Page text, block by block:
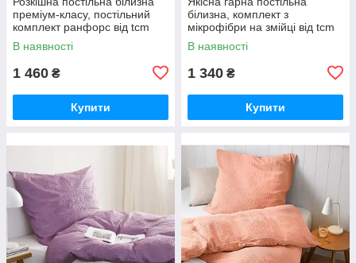
преміум-класу, постільний
комплект ранфорс від tcm
tchibo Чібо, Німеччина
В наявності
1 460 ₴
Купити
білизна, комплект з
мікрофібри на змійці від tcm
tchibo Чібо, Німеччина
В наявності
1 340 ₴
Купити